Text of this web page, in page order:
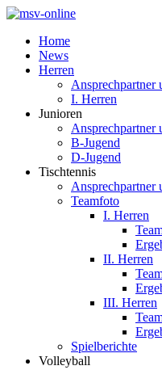
Home
News
Herren
Ansprechpartner
I. Herren
Junioren
Ansprechpartner
B-Jugend
D-Jugend
Tischtennis
Ansprechpartner
Teamfoto
I. Herren
II. Herren
III. Herren
Spielberichte
Volleyball